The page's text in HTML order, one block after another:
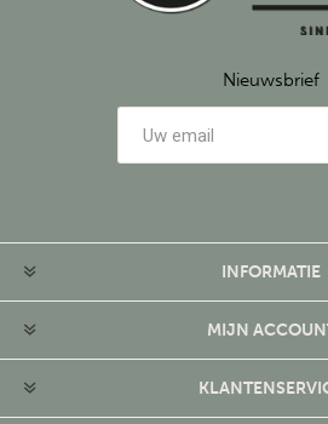
Nieuwsbrief
INFORMATIE
MIJN